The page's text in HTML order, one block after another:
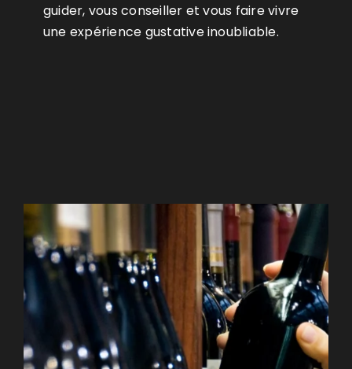
guider, vous conseiller et vous faire vivre
une expérience gustative inoubliable.